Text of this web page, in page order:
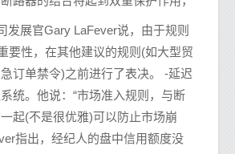
发展官Gary LaFever说，由于规则
要性，在其他建议的规则(如大型贸
订单禁令)之前进行了表决。 -延迟
统。他说：“市场准入规则，与断
起(不是很优雅)可以防止市场崩
指出，经纪人的盘中信用额度没